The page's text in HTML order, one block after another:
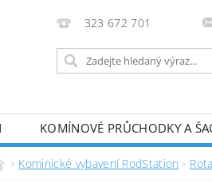
323 672 701
KOMÍNOVÉ PRŮCHODKY A
METODICKÉ PŘÍRUČKY
Kominické vybavení RodStation